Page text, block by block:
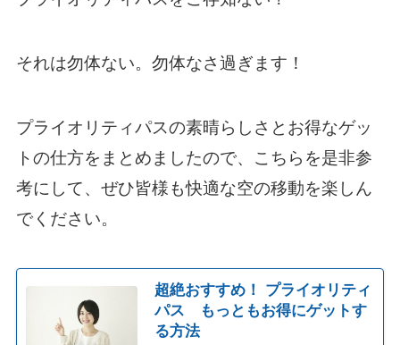
それは勿体ない。勿体なさ過ぎます！
プライオリティパスの素晴らしさとお得なゲッ
トの仕方をまとめましたので、こちらを是非参
考にして、ぜひ皆様も快適な空の移動を楽しん
でください。
超絶おすすめ！ プライオリティ
パス もっともお得にゲットす
る方法